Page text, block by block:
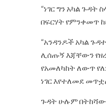
“ነገር ግን አካል
በፍርሃት የምንቀመጥ
“አንዳንዶች አካል
ሊሰጡኝ እጃቸውን
የአመለካከት ለውጥ
ነገር እየተለመደ
ጉዳት ሁሉም በትከሻው